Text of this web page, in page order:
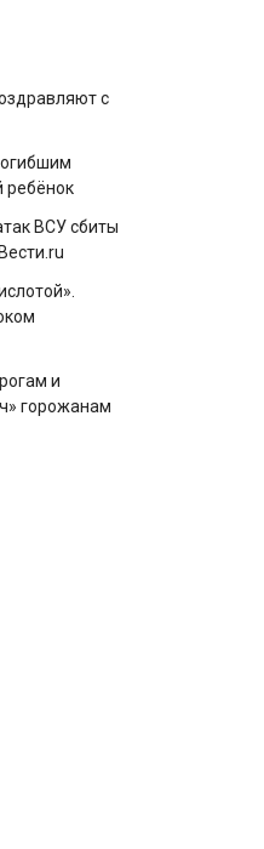
с
ребёнок
ВСУ сбиты
и
горожанам